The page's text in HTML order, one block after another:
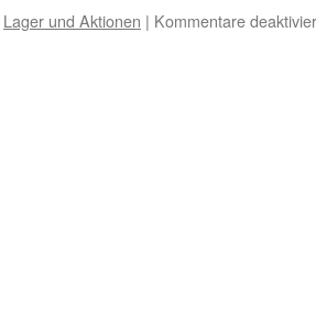
Lager und Aktionen | Kommentare